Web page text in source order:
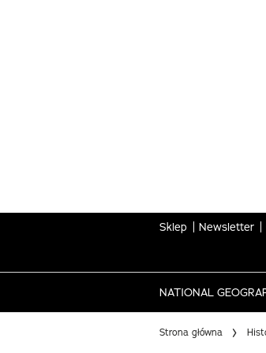
Sklep Newsletter
NATIONAL
Strona główna